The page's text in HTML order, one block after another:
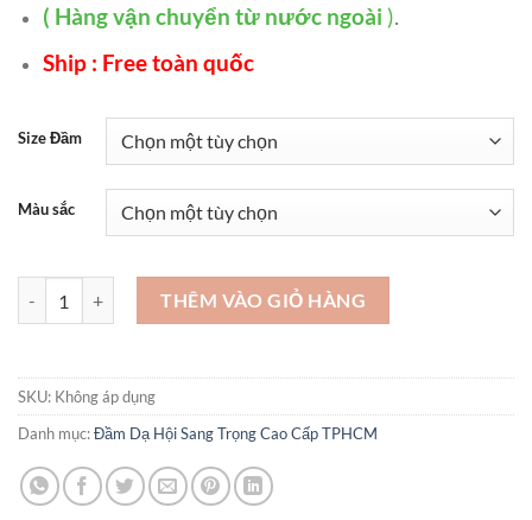
( Hàng vận chuyển từ nước ngoài ).
Ship : Free toàn quốc
Size Đầm
Màu sắc
Các kiểu đầm dạ hội trẻ trung - VDH80 số lượng
THÊM VÀO GIỎ HÀNG
SKU: Không áp dụng
Danh mục:Đầm Dạ Hội Sang Trọng Cao Cấp TPHCM